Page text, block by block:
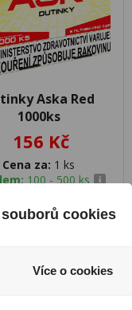
Aska Red
1000ks
156 Kč
Cena za: 1 ks
100 - 500 ks
cookies
Více o cookies